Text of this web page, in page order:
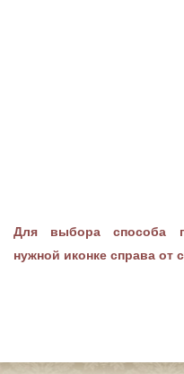
Для выбора способа
нужной иконке справа от